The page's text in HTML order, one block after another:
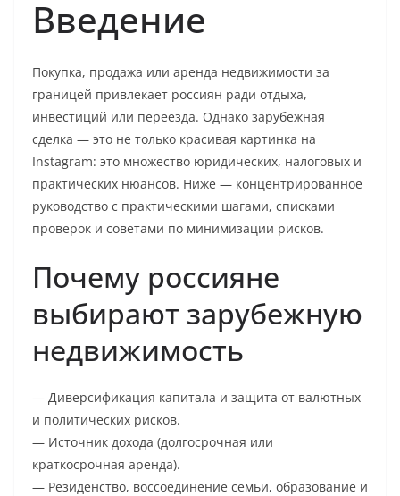
Введение
Покупка, продажа или аренда недвижимости за
границей привлекает россиян ради отдыха,
инвестиций или переезда. Однако зарубежная
сделка — это не только красивая картинка на
Instagram: это множество юридических, налоговых и
практических нюансов. Ниже — концентрированное
руководство с практическими шагами, списками
проверок и советами по минимизации рисков.
Почему россияне
выбирают зарубежную
недвижимость
— Диверсификация капитала и защита от валютных
и политических рисков.
— Источник дохода (долгосрочная или
краткосрочная аренда).
— Резиденство, воссоединение семьи, образование и